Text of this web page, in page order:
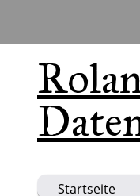
Startseite